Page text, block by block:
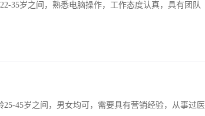
35岁之间，熟悉电脑操作，工作态度认真，具有团队
45岁之间，男女均可，需要具有营销经验，从事过医